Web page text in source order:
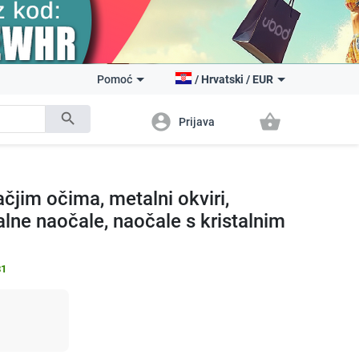
search
Pomoć / Hrvatski / EUR
account_circle Prijava shopping_basket
očima, metalni okviri,
naočale, naočale s kristalnim